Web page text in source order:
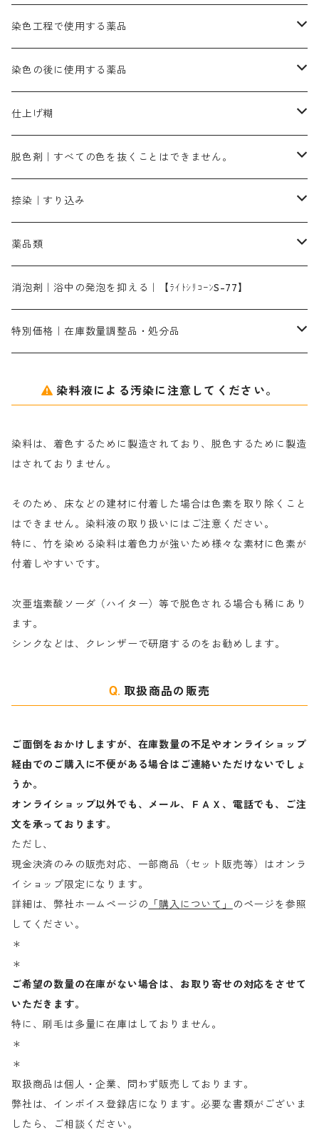
染料一覧ー100g入り
染料一覧ー500g入り
1kg
ピンクMB｜ピンク色
ローズMB｜鮮やかなピンク色）
スカイブルーMG｜緑みの空色
ターキスブルーHNG｜緑みの空色
ダークグリンMG（定番の色合い）
グリーンMB｜緑色
茶色系
ダークブロンMFB｜こげ茶色
ブロンHNR｜こげ茶色
黒色系
ブラックMK（赤みの黒色）
ブラックMG（青みの黒色）
白色系（定番の色合い）
ネオホワイトR
カッチ｜茶系
霧島産・晩秋茶｜黄金色（赤みの黄色）｜準備中
54cm×54cm（バンダナ）｜端の始末も綿糸｜タグなし
ローダミンB｜赤紫色｜マゼンダ色
硫酸第一鉄｜鉄媒染剤
摺込み刷毛（スリコミハケ）ー夏毛（硬いタイプ）
摺込み刷毛（スリコミハケ）ー冬毛（柔らかいタイプ）
片羽刷毛
ローケツ筆
ローケツ用筆｜1本～販売
ローケツ用筆ー10%off｜20本セットお取り寄せ品
洋型紙（9番手｜中薄口、10番手｜中厚口）
有償サンプル品｜約20cm×27cm
洋型紙9番手｜中薄口｜約54cm×110cm
張木｜入荷待ち
伸子
型洗いブラシ
精練剤｜汚れ落とし剤｜針状マルセル石鹸
糊落とし剤｜ソルベンCA
濃染処理剤｜ソルバックスPS－900
染色工程で使用する薬品
染料の吸収促進剤
酢酸｜絹・羊毛・ナイロンに使用する
芒硝｜綿・麻の染色に使用する。
染料のムラ染め抑制剤（均染剤）
アゾリン200％｜綿・麻・絹・羊毛・ナイロンの染色
レオニールEHC｜反応染料用
染料の浸透剤
ソルバライトS-70｜各種繊維の浸し染めに使用可能
染料の定着向上剤
ライトフィックスAコンク｜綿・麻もしくは直接染料で染めた素材
シルクフィックス３A｜絹の染料定着向上剤
アルカリ剤｜反応染料用
ソーダ灰
染料溶解剤
セレナゾールPDN｜各種染料の染料溶解剤
染色の後に使用する薬品
ソーピング剤｜未定着の染料を除去すること
ネオポールB－300｜反応染料のソーピング剤
仕上げ剤｜柔軟・平滑剤
白場汚染防止剤
仕上げ糊
カルボキシメチルセルロース（CMC）
海藻系
たんぱく質系
化学糊（PVA）
防腐剤｜アルカリ性
脱色剤｜すべての色を抜くことはできません。
脱色剤
全体脱色｜ハイドロサルファイトコンク
部分脱色｜デグロリンSコンク
脱色助剤｜浸透・複色抑制剤
メイプロガムNP｜にじみ防止剤
アミラヂンD｜浸透・複色抑制剤
捺染｜すり込み
染料溶解剤｜染料の均一な浸透・吸着を補助する
捺染糊
メイプロガムNP（綿・麻・絹用｜直接・酸性・含金染料用）
白場汚染防止剤｜ソーピング剤｜水洗する際の再汚染防止剤
薬品類
ア行
カ行
ナ行
ハ行
マ行
消泡剤｜浴中の発泡を抑える｜【ﾗｲﾄｼﾘｺｰﾝS-77】
特別価格｜在庫数量調整品・処分品
粉末顔料
綿・麻を染める染料
絹・羊毛を染める染料
染料液による汚染に注意してください。
染料は、着色するために製造されており、脱色するために製造
はされておりません。
そのため、床などの建材に付着した場合は色素を取り除くこと
はできません。染料液の取り扱いにはご注意ください。
特に、竹を染める染料は着色力が強いため様々な素材に色素が
付着しやすいです。
次亜塩素酸ソーダ（ハイター）等で脱色される場合も稀にあり
ます。
シンクなどは、クレンザーで研磨するのをお勧めします。
取扱商品の販売
ご面倒をおかけしますが、在庫数量の不足やオンライショップ
経由でのご購入に不便がある場合はご連絡いただけないでしょ
うか。
オンライショップ以外でも、メール、ＦＡＸ、電話でも、ご注
文を承っております。
ただし、
現金決済のみの販売対応、一部商品（セット販売等）はオンラ
イショップ限定になります。
詳細は、弊社ホームページの 「購入について」
のページを参照
してください。
＊
＊
ご希望の数量の在庫がない場合は、お取り寄せの対応をさせて
いただきます。
特に、刷毛は多量に在庫はしておりません。
＊
＊
取扱商品は個人・企業、問わず販売しております。
弊社は、インボイス登録店になります。必要な書類がございま
したら、ご相談ください。